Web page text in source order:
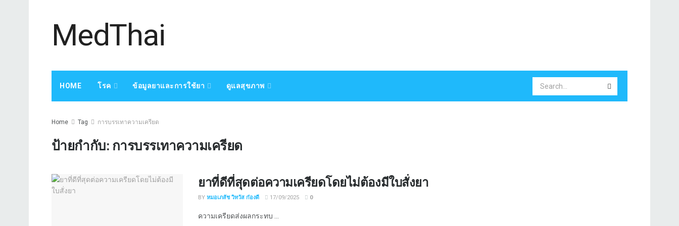
MedThai
HOME โรค ข้อมูลยาและการใช้ยา ดูแลสุขภาพ
Home Tag การบรรเทาความเครียด
ป้ายกำกับ: การบรรเทาความเครียด
ยาที่ดีที่สุดต่อความเครียดโดยไม่ต้องมีใบสั่งยา
BY หมอเภสัช วิทวัส ก๋องดี 17/09/2025 0
ความเครียดส่งผลกระทบ ...